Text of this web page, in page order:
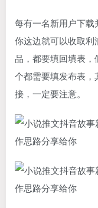
每有一名新用户下载
你这边就可以收取
品，都要填回填表
个都需要填发布表
接，一定要注意。